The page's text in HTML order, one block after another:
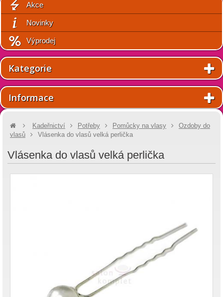
Akce
Novinky
Výprodej
Kategorie
Informace
Kadeřnictví Potřeby Pomůcky na vlasy
Ozdoby do
vlasů
Vlásenka do vlasů velká perlička
Vlásenka do vlasů velká perlička